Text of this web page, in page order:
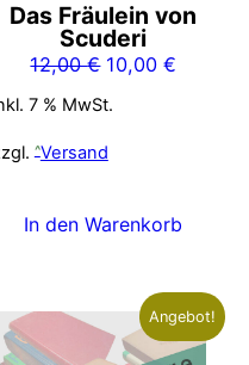
Das Fräulein von
Scuderi
12,00€ Ursprünglicher
12,00 €
10,00€
7 % MwSt.
Versand
In den Warenkorb
Angebot!